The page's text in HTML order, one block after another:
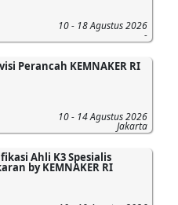
10 - 18 Agustus 2026
-
Perancah KEMNAKER RI
10 - 14 Agustus 2026
Jakarta
Ahli K3 Spesialis
by KEMNAKER RI